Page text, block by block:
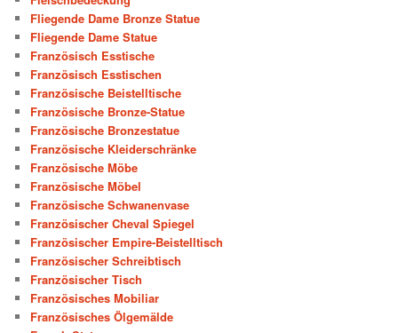
Fliegende Dame Bronze Statue
Fliegende Dame Statue
Französisch Esstische
Französisch Esstischen
Französische Beistelltische
Französische Bronze-Statue
Französische Bronzestatue
Französische Kleiderschränke
Französische Möbe
Französische Möbel
Französische Schwanenvase
Französischer Cheval Spiegel
Französischer Empire-Beistelltisch
Französischer Schreibtisch
Französischer Tisch
Französisches Mobiliar
Französisches Ölgemälde